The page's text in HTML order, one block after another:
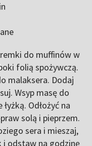
do muffinów w
folią spożywczą.
malaksera. Dodaj
Wsyp masę do
Odłożyć na
solą i pieprzem.
sera i mieszaj,
i odstaw na godzinę